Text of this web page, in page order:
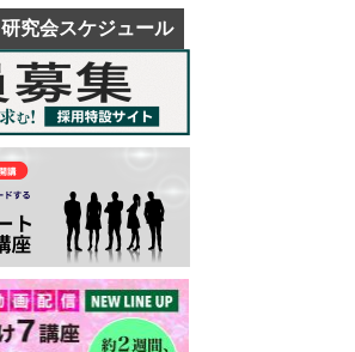
研究会スケジュール